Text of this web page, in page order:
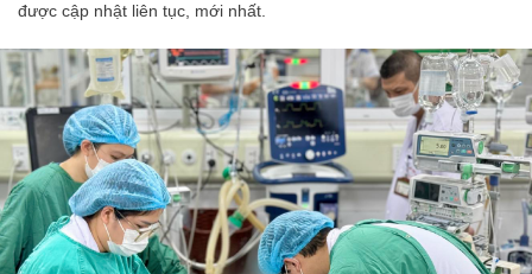
được cập nhật liên tục, mới nhất.